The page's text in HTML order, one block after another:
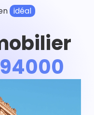
idéal